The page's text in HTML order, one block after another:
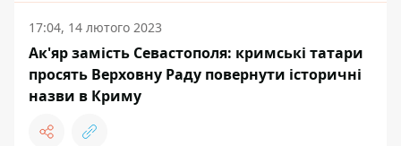
17:04, 14 лютого 2023
Ак'яр замість Севастополя: кримські татари
просять Верховну Раду повернути історичні
назви в Криму